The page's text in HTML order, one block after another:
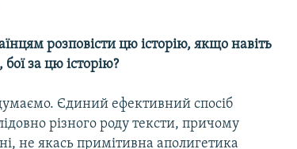
розповісти цю історію, якщо навіть
за цю історію?
Єдиний ефективний спосіб
різного роду тексти, причому
не якась примітивна аполигетика